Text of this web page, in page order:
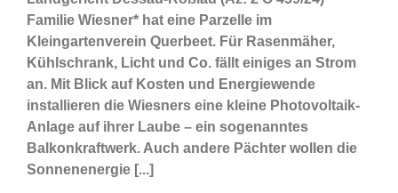
Familie Wiesner* hat eine Parzelle im
Kleingartenverein Querbeet. Für Rasenmäher,
Kühlschrank, Licht und Co. fällt einiges an Strom
an. Mit Blick auf Kosten und Energiewende
installieren die Wiesners eine kleine Photovoltaik-
Anlage auf ihrer Laube – ein sogenanntes
Balkonkraftwerk. Auch andere Pächter wollen die
Sonnenenergie [...]